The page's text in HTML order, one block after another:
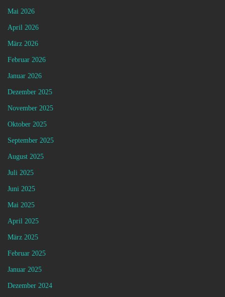
Mai 2026
April 2026
März 2026
Februar 2026
Januar 2026
Dezember 2025
November 2025
Oktober 2025
September 2025
August 2025
Juli 2025
Juni 2025
Mai 2025
April 2025
März 2025
Februar 2025
Januar 2025
Dezember 2024